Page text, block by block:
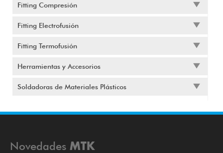
Fitting Compresión
Fitting Electrofusión
Fitting Termofusión
Herramientas y Accesorios
Soldadoras de Materiales Plásticos
Novedades MTK